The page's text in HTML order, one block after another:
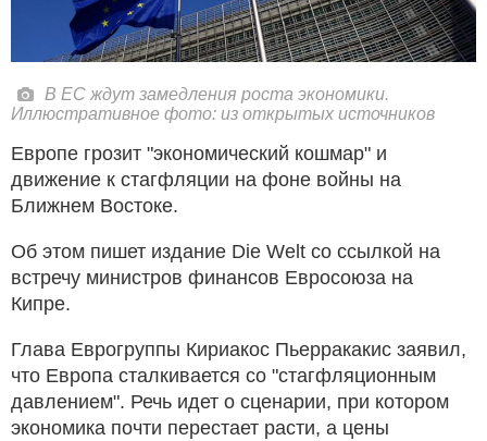
В ЕС ждут замедления роста экономики.
Иллюстративное фото: из открытых источников
Европе грозит "экономический кошмар" и
движение к стагфляции на фоне войны на
Ближнем Востоке.
Об этом пишет издание Die Welt со ссылкой на
встречу министров финансов Евросоюза на
Кипре.
Глава Еврогруппы Кириакос Пьерракакис заявил,
что Европа сталкивается со "стагфляционным
давлением". Речь идет о сценарии, при котором
экономика почти перестает расти, а цены